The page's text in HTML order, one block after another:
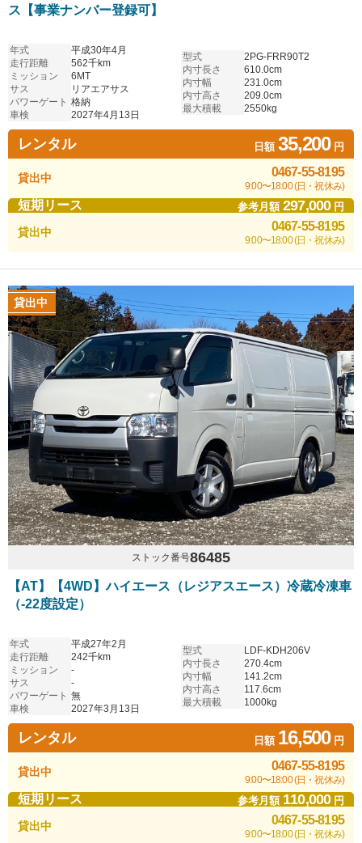
ス【事業ナンバー登録可】
年式
平成30年4月
走行距離
562千km
ミッション
6MT
サス
リアエアサス
パワーゲート 格納
車検
2027年4月13日
型式
2PG-FRR90T2
内寸長さ
610.0cm
内寸幅
231.0cm
内寸高さ
209.0cm
最大積載
2550kg
レンタル 日額35,200円
貸出中 0467-55-8195
9:00〜18:00 (日・祝休み)
短期リース 参考月額297,000円
貸出中 0467-55-8195
9:00〜18:00 (日・祝休み)
貸出中
ストック番号86485
【AT】【4WD】ハイエース（レジアスエース）冷蔵冷凍車
（-22度設定）
年式
平成27年2月
走行距離
242千km
ミッション
-
サス
-
パワーゲート 無
車検
2027年3月13日
型式
LDF-KDH206V
内寸長さ
270.4cm
内寸幅
141.2cm
内寸高さ
117.6cm
最大積載
1000kg
レンタル 日額 16,500円
貸出中 0467-55-8195
9:00〜18:00 (日・祝休み)
短期リース 参考月額 110,000円
貸出中 0467-55-8195
9:00〜18:00 (日・祝休み)